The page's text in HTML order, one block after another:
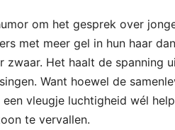
om het gesprek over
met meer gel in hun haar
zwaar. Het haalt de spanning
Want hoewel de
vleugje luchtigheid wél
te vervallen.